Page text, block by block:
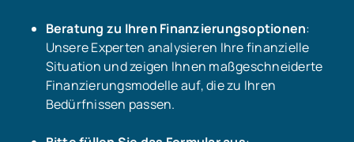
Beratung zu Ihren Finanzierungsoptionen:
Unsere Experten analysieren Ihre finanzielle
Situation und zeigen Ihnen maßgeschneiderte
Finanzierungsmodelle auf, die zu Ihren
Bedürfnissen passen.